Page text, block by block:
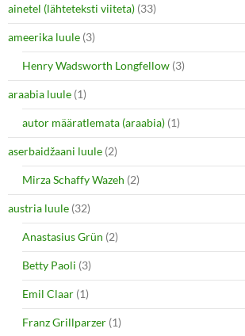
ainetel (lähteteksti viiteta) (33)
ameerika luule (3)
Henry Wadsworth Longfellow (3)
araabia luule (1)
autor määratlemata (araabia) (1)
aserbaidžaani luule (2)
Mirza Schaffy Wazeh (2)
austria luule (32)
Anastasius Grün (2)
Betty Paoli (3)
Emil Claar (1)
Franz Grillparzer (1)